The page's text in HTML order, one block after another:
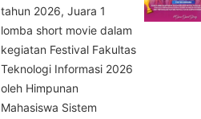
tahun 2026, Juara 1
lomba short movie dalam
kegiatan Festival Fakultas
Teknologi Informasi 2026
oleh Himpunan
Mahasiswa Sistem